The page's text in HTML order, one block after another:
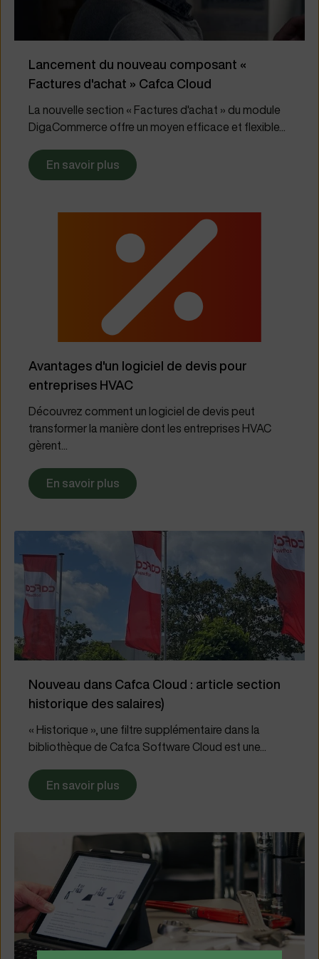
Lancement du nouveau composant «
Factures d'achat » Cafca Cloud
La nouvelle section « Factures d'achat » du module
DigaCommerce offre un moyen efficace et flexible...
En savoir plus
Avantages d'un logiciel de devis pour
entreprises HVAC
Découvrez comment un logiciel de devis peut
transformer la manière dont les entreprises HVAC
gèrent...
En savoir plus
Nouveau dans Cafca Cloud : article section
historique des salaires)
« Historique », une filtre supplémentaire dans la
bibliothèque de Cafca Software Cloud est une...
En savoir plus